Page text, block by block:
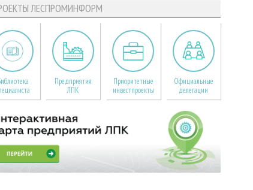
ЛЕСПРОМИНФОРМ
Предприятия
ЛПК
Приоритетные
инвестпроекты
Официальные
делегации